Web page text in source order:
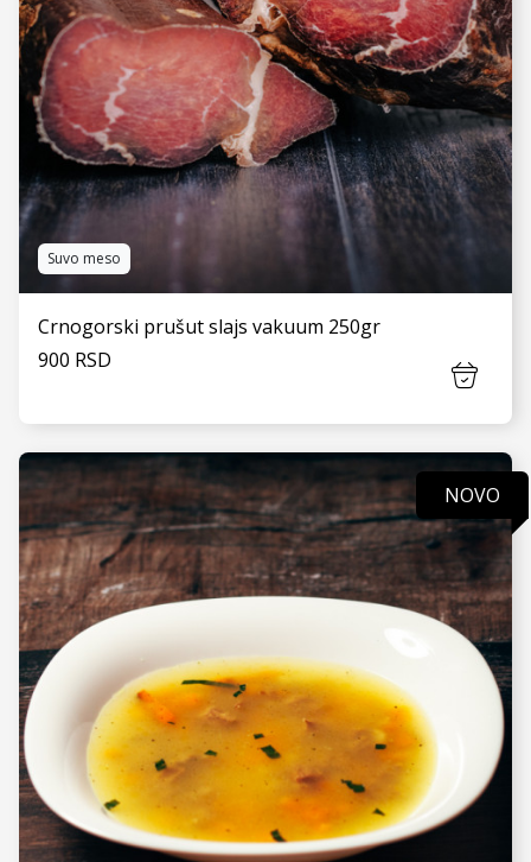
VIDI JOŠ
Suvo meso
Crnogorski prušut slajs vakuum 250gr
900 RSD
NOVO